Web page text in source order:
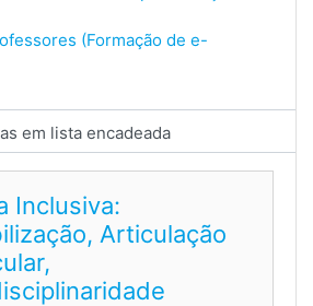
(Formação de e-
Inclusiva:
Articulação